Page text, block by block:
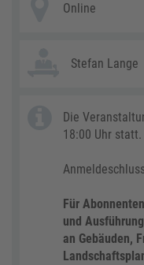
Online
Stefan Lange
Die
18:00 Uhr statt.
Für
und
an Gebäuden,